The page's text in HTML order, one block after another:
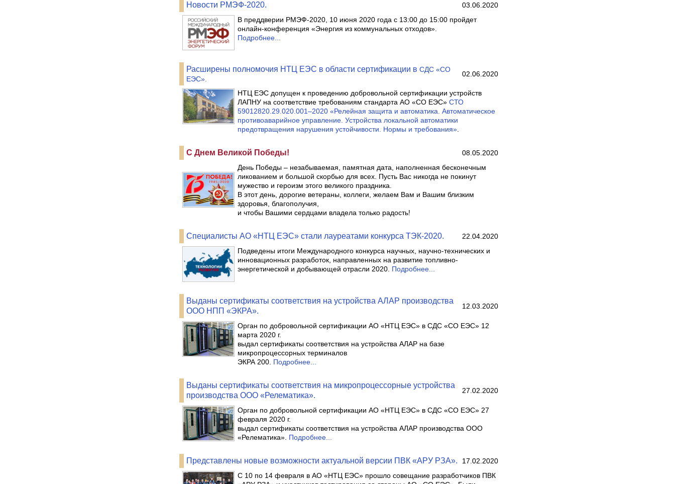
Новости РМЭФ-2020.
03.06.2020
В преддверии РМЭФ-2020, 10 июня 2020 года с 13:00 до 15:00 пройдет
онлайн-конференция «Энергия из коммунальных отходов».
Подробнее...
Расширены полномочия НТЦ ЕЭС в области сертификации в СДС «СО
ЕЭС».
02.06.2020
НТЦ ЕЭС допущен к проведению добровольной сертификации устройств
ЛАПНУ на соответствие требованиям стандарта АО «СО ЕЭС» СТО
59012820.29.020.001–2020 «Релейная защита и автоматика. Автоматическое
противоаварийное управление. Устройства локальной автоматики
предотвращения нарушения устойчивости. Нормы и требования»
С Днем Великой Победы!
08.05.2020
День Победы – незабываемая, памятная дата, наполненная бесконечным
ликованием и большой скорбью для всех. Пусть Вас никогда не покинут
мужество и героизм этого великого праздника.
В этот день, дорогие ветераны, коллеги, желаем Вам и Вашим близким
здоровья, благополучия,
и чтобы Вашими сердцами владела только радость!
Специалисты АО «НТЦ ЕЭС» стали лауреатами конкурса ТЭК-2020.
22.04.2020
Подведены итоги Международного конкурса научных, научно-технических и
инновационных разработок, направленных на развитие топливно-
энергетической и добывающей отрасли 2020. Подробнее...
Выданы сертификаты соответствия на устройства АЛАР производства
ООО НПП «ЭКРА».
12.03.2020
Орган по добровольной сертификации АО «НТЦ ЕЭС» в СДС «СО ЕЭС» 12
марта 2020 г.
выдал сертификаты соответствия на устройства АЛАР на базе
микропроцессорных терминалов
ЭКРА 200. Подробнее...
Выданы сертификаты соответствия на микропроцессорные устройства
производства ООО «Релематика».
27.02.2020
Орган по добровольной сертификации АО «НТЦ ЕЭС» в СДС «СО ЕЭС» 27
февраля 2020 г.
выдал сертификаты соответствия на устройства АЛАР производства ООО
«Релематика». Подробнее...
Представлены новые возможности актуальной версии ПВК «АРУ РЗА».
17.02.2020
С 10 по 14 февраля в АО «НТЦ ЕЭС» прошло совещание разработчиков ПВК